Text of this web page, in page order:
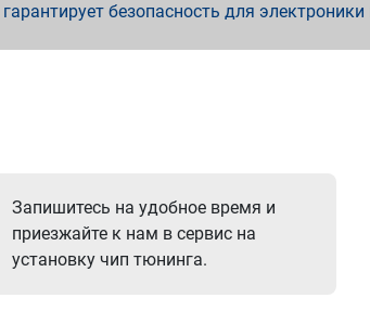
безопасность для
Запишитесь на удобное время и
приезжайте к нам в сервис на
установку чип тюнинга.